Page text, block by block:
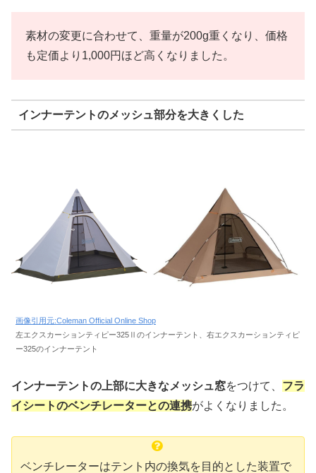
素材の変更に合わせて、重量が200g重くなり、価格
も定価より1,000円ほど高くなりました。
インナーテントのメッシュ部分を大きくした
画像引用元:Coleman Official Online Shop
左エクスカーションティピー325Ⅱのインナーテント、右エクスカーションティピ
ー325のインナーテント
インナーテントの上部に大きなメッシュ窓をつけて、 フラ
イシートのベンチレーターとの連携がよくなりました。
ベンチレーターはテント内の換気を目的とした装置で